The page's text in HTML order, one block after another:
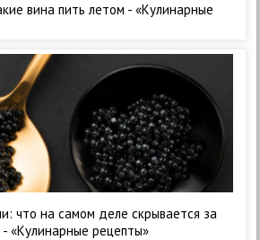
вина пить летом - «Кулинарные
что на самом деле скрывается за
«Кулинарные рецепты»